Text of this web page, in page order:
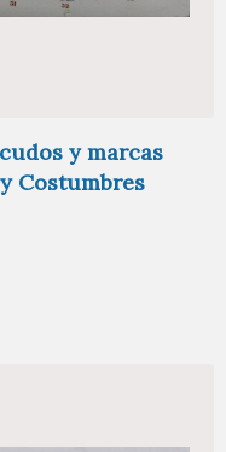
y marcas
Costumbres